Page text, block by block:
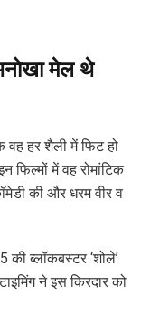
मेल थे
वह हर शैली में फिट हो
में वह रोमांटिक
की और धरम वीर व
की ब्लॉकबस्टर ‘शोले’
ने इस किरदार को